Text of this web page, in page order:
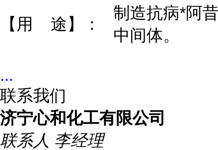
【用 途】：
制造抗病*阿
中间体。
...
联系我们
济宁心和化工有限公司
联系人 李经理